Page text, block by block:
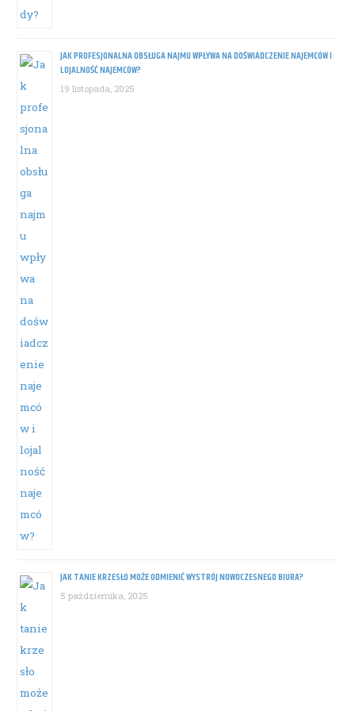
JAK PROFESJONALNA OBSŁUGA NAJMU WPŁYWA NA DOŚWIADCZENIE NAJEMCÓW I
LOJALNOŚĆ NAJEMCÓW?
19 listopada, 2025
JAK TANIE KRZESŁO MOŻE ODMIENIĆ WYSTRÓJ NOWOCZESNEGO BIURA?
5 października, 2025